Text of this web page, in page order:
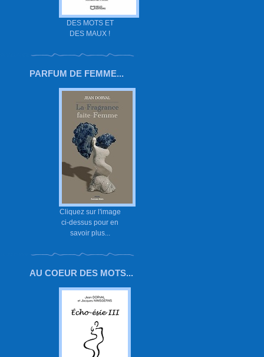
DES MOTS ET
DES MAUX !
PARFUM DE FEMME...
Cliquez sur l'image
ci-dessus pour en
savoir plus...
AU COEUR DES MOTS...